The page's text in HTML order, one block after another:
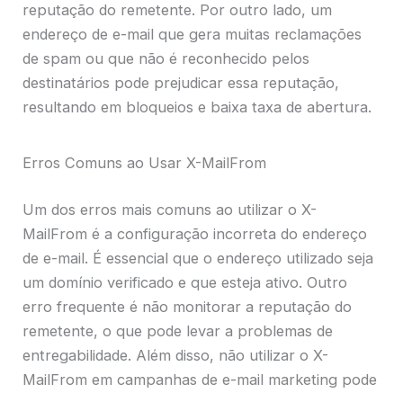
reputação do remetente. Por outro lado, um
endereço de e-mail que gera muitas reclamações
de spam ou que não é reconhecido pelos
destinatários pode prejudicar essa reputação,
resultando em bloqueios e baixa taxa de abertura.
Erros Comuns ao Usar X-MailFrom
Um dos erros mais comuns ao utilizar o X-
MailFrom é a configuração incorreta do endereço
de e-mail. É essencial que o endereço utilizado seja
um domínio verificado e que esteja ativo. Outro
erro frequente é não monitorar a reputação do
remetente, o que pode levar a problemas de
entregabilidade. Além disso, não utilizar o X-
MailFrom em campanhas de e-mail marketing pode